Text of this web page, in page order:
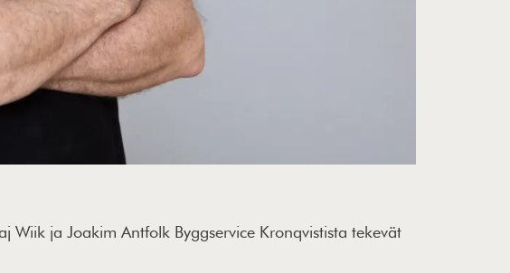
ja Joakim Antfolk Byggservice Kronqvistista tekevät